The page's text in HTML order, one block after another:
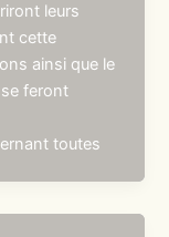
leurs
cette
ainsi que le
feront
toutes